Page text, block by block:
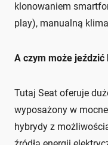
klonowaniem
play), manualną
A czym może
Tutaj Seat oferuje
wyposażony w
hybrydy z